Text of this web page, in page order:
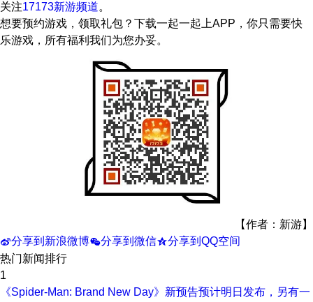
关注17173新游频道。
想要预约游戏，领取礼包？下载一起一起上APP，你只需要快
乐游戏，所有福利我们为您办妥。
【作者：新游】
t分享到新浪微博w分享到微信z分享到QQ空间
热门新闻排行
1
《Spider-Man: Brand New Day》新预告预计明日发布，另有一